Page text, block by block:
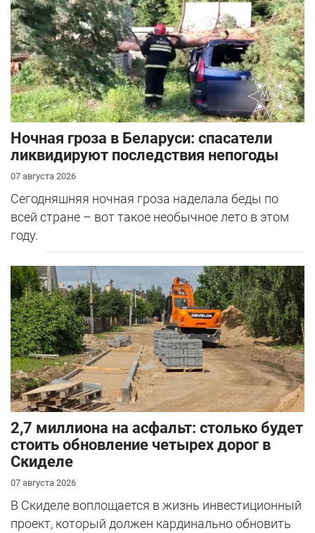
Ночная гроза в Беларуси: спасатели
ликвидируют последствия непогоды
07 августа 2026
Сегодняшняя ночная гроза наделала беды по
всей стране – вот такое необычное лето в этом
году.
2,7 миллиона на асфальт: столько будет
стоить обновление четырех дорог в
Скиделе
07 августа 2026
В Скиделе воплощается в жизнь инвестиционный
проект, который должен кардинально обновить